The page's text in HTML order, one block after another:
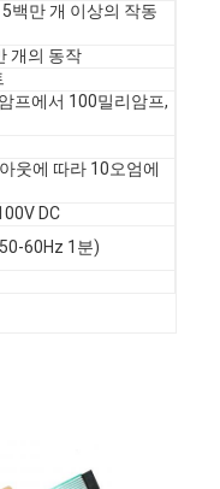
백만 개 이상의 작동
개의 동작
프에서 100밀리암프,
웃에 따라 10오엄에
DC
60Hz 1분)